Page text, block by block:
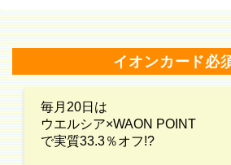
イオンカード必
毎月20日は
ウエルシア×WAON POINT
で実質33.3％オフ!?